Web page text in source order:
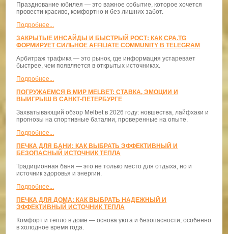
Празднование юбилея — это важное событие, которое хочется
провести красиво, комфортно и без лишних забот.
Подробнее...
ЗАКРЫТЫЕ ИНСАЙДЫ И БЫСТРЫЙ РОСТ: КАК CPA.TG
ФОРМИРУЕТ СИЛЬНОЕ AFFILIATE COMMUNITY В TELEGRAM
Арбитраж трафика — это рынок, где информация устаревает
быстрее, чем появляется в открытых источниках.
Подробнее...
ПОГРУЖАЕМСЯ В МИР MELBET: СТАВКА, ЭМОЦИИ И
ВЫИГРЫШ В САНКТ-ПЕТЕРБУРГЕ
Захватывающий обзор Melbet в 2026 году: новшества, лайфхаки и
прогнозы на спортивные баталии, проверенные на опыте.
Подробнее...
ПЕЧКА ДЛЯ БАНИ: КАК ВЫБРАТЬ ЭФФЕКТИВНЫЙ И
БЕЗОПАСНЫЙ ИСТОЧНИК ТЕПЛА
Традиционная баня — это не только место для отдыха, но и
источник здоровья и энергии.
Подробнее...
ПЕЧКА ДЛЯ ДОМА: КАК ВЫБРАТЬ НАДЕЖНЫЙ И
ЭФФЕКТИВНЫЙ ИСТОЧНИК ТЕПЛА
Комфорт и тепло в доме — основа уюта и безопасности, особенно
в холодное время года.